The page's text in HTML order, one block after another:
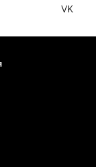
VK